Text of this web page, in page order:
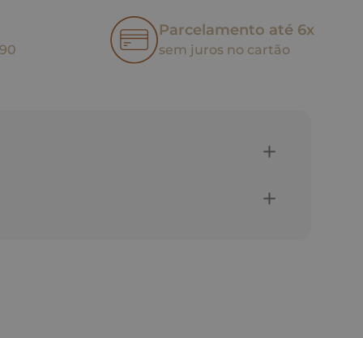
Parcelamento até 6x
sem juros no cartão